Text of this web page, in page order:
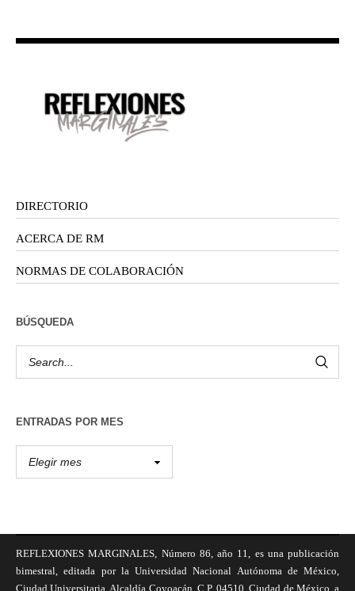
DIRECTORIO
ACERCA DE RM
NORMAS DE COLABORACIÓN
BÚSQUEDA
ENTRADAS POR MES
REFLEXIONES MARGINALES, Número 86, año 11, es una publicación
bimestral, editada por la Universidad Nacional Autónoma de México,
Ciudad Universitaria, Alcaldía Coyoacán, C.P. 04510, Ciudad de México, a